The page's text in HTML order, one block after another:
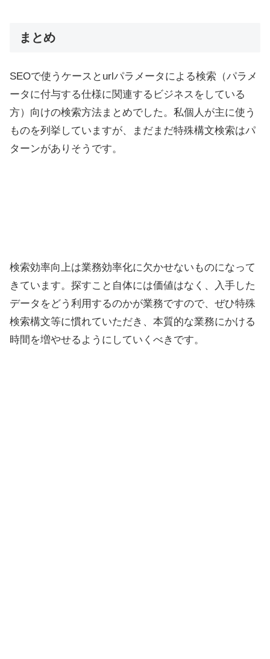
まとめ
SEOで使うケースとurlパラメータによる検索（パラメ
ータに付与する仕様に関連するビジネスをしている
方）向けの検索方法まとめでした。私個人が主に使う
ものを列挙していますが、まだまだ特殊構文検索はパ
ターンがありそうです。
検索効率向上は業務効率化に欠かせないものになって
きています。探すこと自体には価値はなく、入手した
データをどう利用するのかが業務ですので、ぜひ特殊
検索構文等に慣れていただき、本質的な業務にかける
時間を増やせるようにしていくべきです。